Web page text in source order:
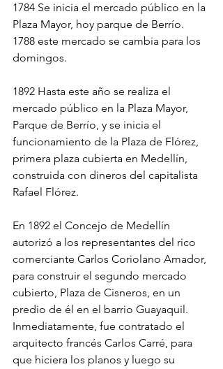
1784 Se inicia el mercado público en la
Plaza Mayor, hoy parque de Berrío.
1788 este mercado se cambia para los
domingos.
1892 Hasta este año se realiza el
mercado público en la Plaza Mayor,
Parque de Berrío, y se inicia el
funcionamiento de la Plaza de Flórez,
primera plaza cubierta en Medellín,
construida con dineros del capitalista
Rafael Flórez.
En 1892 el Concejo de Medellín
autorizó a los representantes del rico
comerciante Carlos Coriolano Amador,
para construir el segundo mercado
cubierto, Plaza de Cisneros, en un
predio de él en el barrio Guayaquil.
Inmediatamente, fue contratado el
arquitecto francés Carlos Carré, para
que hiciera los planos y luego su